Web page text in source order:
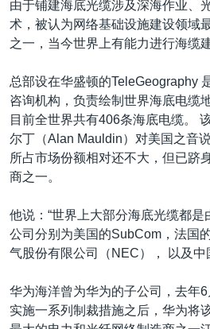
由于铺建海底光缆涉及深海作业、
术，被认为网络基础设施建设领域
之一，当今世界上有能力进行海缆
总部设在华盛顿的TeleGeography
咨询机构，负责绘制世界海底电缆
目前全世界共有406条海底电缆。
尔丁（Alan Mauldin）对美国之音
所占市场份额相对还不大，但已跻
商之一。
他说：“世界上大部分海底光缆都
公司分别为美国的SubCom，法国
气股份有限公司（NEC）， 以及中
华为海洋曾为华为的子公司，去年
实施一系列制裁措施之后，华为将